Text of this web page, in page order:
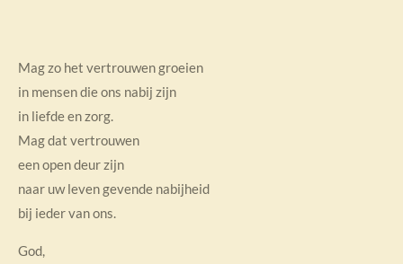
Mag zo het vertrouwen groeien
in mensen die ons nabij zijn
in liefde en zorg.
Mag dat vertrouwen
een open deur zijn
naar uw leven gevende nabijheid
bij ieder van ons.
God,